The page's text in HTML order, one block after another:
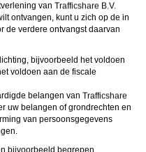
van
ontvangen, kunt u zich op de in
de verdere ontvangst daarvan
bijvoorbeeld het voldoen
voldoen aan de fiscale
belangen van
uw belangen of grondrechten en
van persoonsgegevens
bijvoorbeeld begrepen